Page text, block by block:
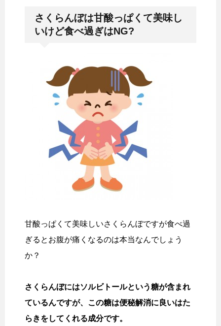
さくらんぼは甘酸っぱくて美味し
いけど食べ過ぎはNG?
甘酸っぱくて美味しいさくらんぼですが食べ過
ぎるとお腹が痛くなるのは本当なんでしょう
か？
さくらんぼにはソルビトールという糖が含まれ
ているんですが、この糖は便秘解消に良いはた
らきをしてくれる成分です。